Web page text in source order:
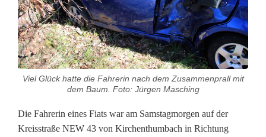
e
r
e
e
Viel Glück hatte die Fahrerin nach dem Zusammenprall mit
dem Baum. Foto: Jürgen Masching
Die Fahrerin eines Fiats war am Samstagmorgen auf der
Kreisstraße NEW 43 von Kirchenthumbach in Richtung